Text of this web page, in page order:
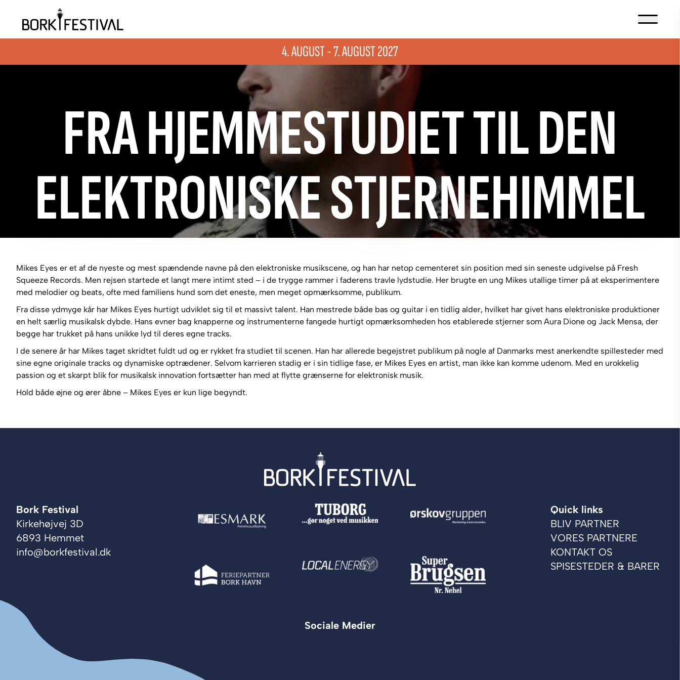
4. AUGUST - 7. AUGUST 2027
FRA HJEMMESTUDIET TIL DEN
ELEKTRONISKE STJERNEHIMMEL
Mikes Eyes er et af de nyeste og mest spændende navne på den elektroniske musikscene, og han har netop cementeret sin position med sin seneste udgivelse på Fresh
Squeeze Records. Men rejsen startede et langt mere intimt sted – i de trygge rammer i faderens travle lydstudie. Her brugte en ung Mikes utallige timer på at eksperimentere
med melodier og beats, ofte med familiens hund som det eneste, men meget opmærksomme, publikum.
Fra disse ydmyge kår har Mikes Eyes hurtigt udviklet sig til et massivt talent. Han mestrede både bas og guitar i en tidlig alder, hvilket har givet hans elektroniske produktioner
en helt særlig musikalsk dybde. Hans evner bag knapperne og instrumenterne fangede hurtigt opmærksomheden hos etablerede stjerner som Aura Dione og Jack Mensa, der
begge har trukket på hans unikke lyd til deres egne tracks.
I de senere år har Mikes taget skridtet fuldt ud og er rykket fra studiet til scenen. Han har allerede begejstret publikum på nogle af Danmarks mest anerkendte spillesteder med
sine egne originale tracks og dynamiske optrædener. Selvom karrieren stadig er i sin tidlige fase, er Mikes Eyes en artist, man ikke kan komme udenom. Med en urokkelig
passion og et skarpt blik for musikalsk innovation fortsætter han med at flytte grænserne for elektronisk musik.
Hold både øjne og ører åbne – Mikes Eyes er kun lige begyndt.
Bork Festival
Kirkehøjvej 3D
6893 Hemmet
info@borkfestival.dk
Quick links
BLIV PARTNER
VORES PARTNERE
KONTAKT OS
SPISESTEDER & BARER
Sociale Medier